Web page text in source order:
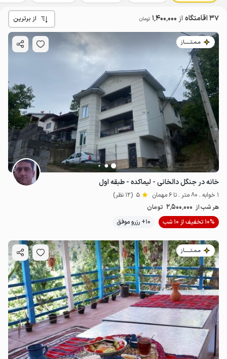
37 اقامتگاه از 1٬400٬000 تومان از برترین
مـمـتــــــاز
خانه در جنگل دالخانی - لیماکده - طبقه اول
1 خوابه . 80 متر . تا 6 مهمان 5 (12 نظر)
هر شب از 2٬500٬000 تومان
10% تخفیف از 10 شب
10+ رزرو موفق
مـمـتــــــاز